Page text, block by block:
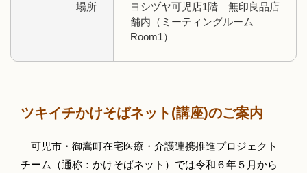
場所
ヨシヅヤ可児店1階 無印良品店
舗内（ミーティングルーム
Room1）
ツキイチかけそばネット(講座)のご案内
可児市・御嵩町在宅医療・介護連携推進プロジェクト
チーム（通称：かけそばネット）では令和６年５月から